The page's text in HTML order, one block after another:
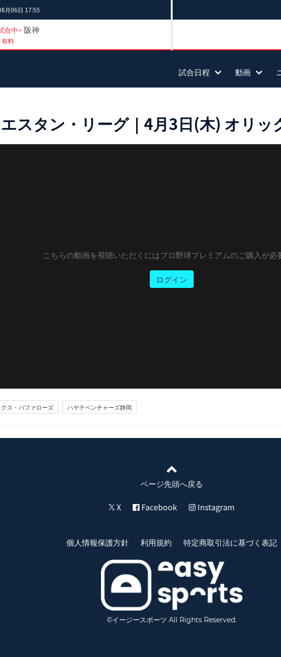
月06日 17:55
合中> 阪神
有料
試合日程 動画
エスタン・リーグ｜4月3日(木) オリ
こちらの動画を視聴いただくにはプロ野球プレミアムのご購入が必
ログイン
ス・バファローズ ハヤテベンチャーズ静岡
ページ先頭へ戻る
X
Facebook Instagram
個人情報保護方針 利用規約 特定商取引法に基づく表記
©イージースポーツ All Rights Reserved.